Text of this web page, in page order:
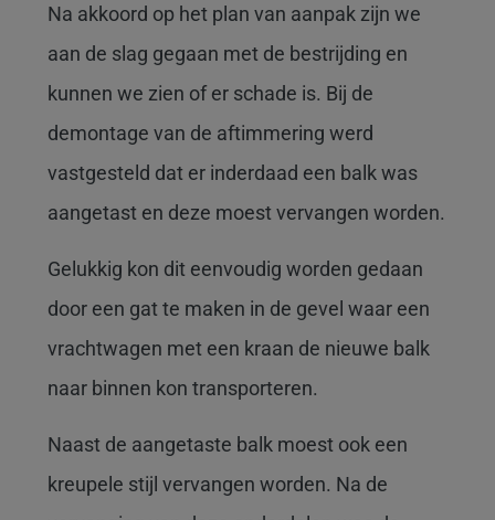
Na akkoord op het plan van aanpak zijn we
aan de slag gegaan met de bestrijding en
kunnen we zien of er schade is. Bij de
demontage van de aftimmering werd
vastgesteld dat er inderdaad een balk was
aangetast en deze moest vervangen worden.
Gelukkig kon dit eenvoudig worden gedaan
door een gat te maken in de gevel waar een
vrachtwagen met een kraan de nieuwe balk
naar binnen kon transporteren.
Naast de aangetaste balk moest ook een
kreupele stijl vervangen worden. Na de